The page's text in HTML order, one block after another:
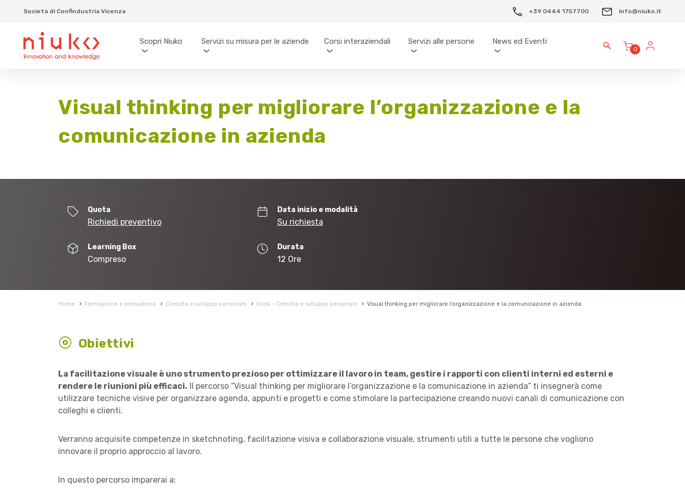
Società di Confindustria Vicenza +39 0444 1757700 info@niuko.it
0
Scopri Niuko Servizi su misura per le aziende Corsi interaziendali Servizi alle persone News ed Eventi
Visual thinking per migliorare l’organizzazione e la
comunicazione in azienda
Quota
Richiedi preventivo
Learning Box
Compreso
Data inizio e modalità
Su richiesta
Durata
12 Ore
Home › Formazione e consulenza › Crescita e sviluppo personale › Corsi – Crescita e sviluppo personale › Visual thinking per migliorare l’organizzazione e la comunicazione in azienda
Obiettivi
La facilitazione visuale è uno strumento prezioso per ottimizzare il lavoro in team, gestire i rapporti con clienti interni ed esterni e
rendere le riunioni più efficaci. Il percorso “Visual thinking per migliorare l’organizzazione e la comunicazione in azienda” ti insegnerà come
utilizzare tecniche visive per organizzare agenda, appunti e progetti e come stimolare la partecipazione creando nuovi canali di comunicazione con
colleghi e clienti.
Verranno acquisite competenze in sketchnoting, facilitazione visiva e collaborazione visuale, strumenti utili a tutte le persone che vogliono
innovare il proprio approccio al lavoro.
In questo percorso imparerai a: